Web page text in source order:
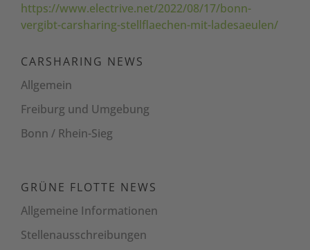
https://www.electrive.net/2022/08/17/bonn-
vergibt-carsharing-stellflaechen-mit-ladesaeulen/
CARSHARING NEWS
Allgemein
Freiburg und Umgebung
Bonn / Rhein-Sieg
GRÜNE FLOTTE NEWS
Allgemeine Informationen
Stellenaus­schreibungen